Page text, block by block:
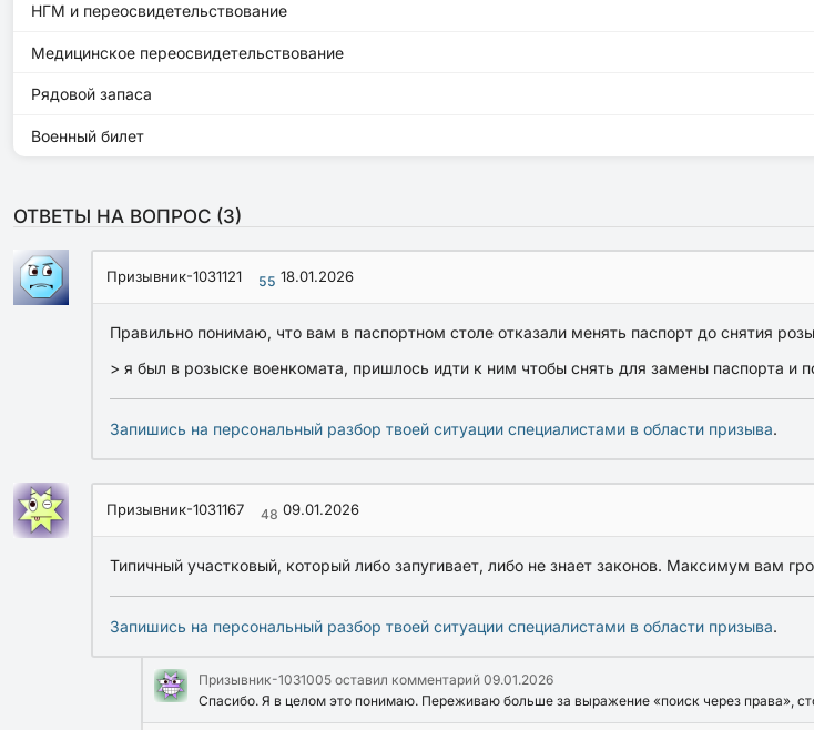
НГМ и переосвидетельствование
Медицинское переосвидетельствование
Рядовой запаса
Военный билет
ОТВЕТЫ НА ВОПРОС (3)
Призывник-1031121 55 18.01.2026
Правильно понимаю, что вам в паспортном столе отказали менять паспорт до снятия
> я был в розыске военкомата, пришлось идти к ним чтобы снять для замены паспорта и
Запишись на персональный разбор твоей ситуации специалистами в области призыва.
Призывник-1031167 48 09.01.2026
Типичный участковый, который либо запугивает, либо не знает законов. Максимум вам
Запишись на персональный разбор твоей ситуации специалистами в области призыва.
Призывник-1031005 оставил комментарий 09.01.2026
Спасибо. Я в целом это понимаю. Переживаю больше за выражение «поиск через права»,